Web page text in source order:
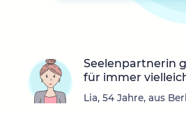
Seelenpartnerin
für immer
Lia, 54 Jahre, aus